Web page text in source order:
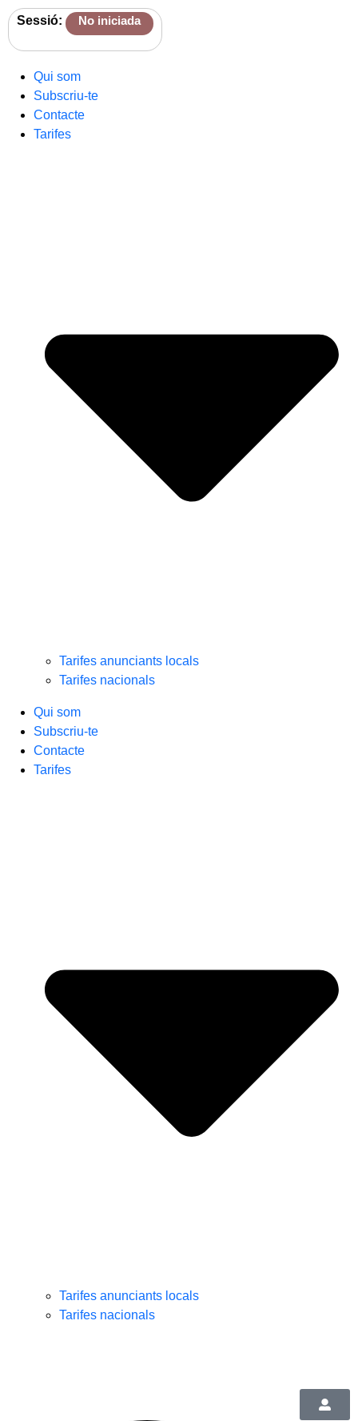
Sessió: No iniciada
Qui som
Subscriu-te
Contacte
Tarifes
Tarifes anunciants locals
Tarifes nacionals
Qui som
Subscriu-te
Contacte
Tarifes
Tarifes anunciants locals
Tarifes nacionals